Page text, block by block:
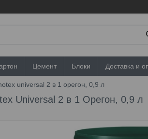
Цемент Блоки Доставка и
universal 2 в 1 орегон, 0,9 л
Universal 2 в 1 Орегон, 0,9 л